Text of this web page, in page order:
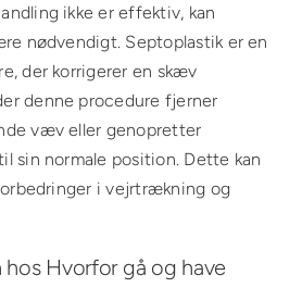
ikke er effektiv, kan
nødvendigt. Septoplastik er en
der korrigerer en skæv
denne procedure fjerner
væv eller genopretter
sin normale position. Dette kan
i vejrtrækning og
Hvorfor gå og have